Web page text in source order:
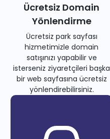
Ücretsiz Domain
Yönlendirme
Ücretsiz park sayfası
hizmetimizle domain
satışınızı yapabilir ve
isterseniz ziyaretçileri başka
bir web sayfasına ücretsiz
yönlendirebilirsiniz.